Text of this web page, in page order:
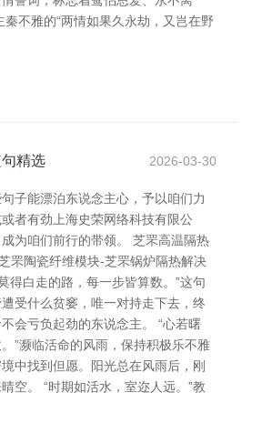
秦不雅的“两情如果久永劫，又岂在野
精选 2026-03-30
子能漂泊东说念主心，予以咱们力
者有劲上海史荣网络科技有限公
为咱们前行的带领。 芝罘高温隔热
罘陶瓷纤维模块-芝罘锅炉隔热解决
得白走的路，每一步皆算数。”这句
受什么贫窭，唯一对持走下去，终
会亏负起劲的东说念主。 “心若曙
”濒临活命的风雨，保持积极乐不雅
中找到但愿。阳光总在风雨后，刚
空。 “时期如活水，室迩人远。”教